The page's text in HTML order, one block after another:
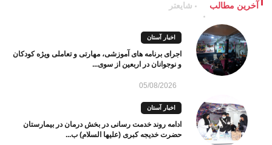
آخرین مطالب شایعتر
اخبار آستان
اجرای برنامه های آموزشی، مهارتی و تعاملی ویژه کودکان
و نوجوانان در اربعین از سوی...
05/08/2026
اخبار آستان
ادامه روند خدمت رسانی در بخش درمان در بیمارستان
حضرت خدیجه کبری (علیها السلام) ب...